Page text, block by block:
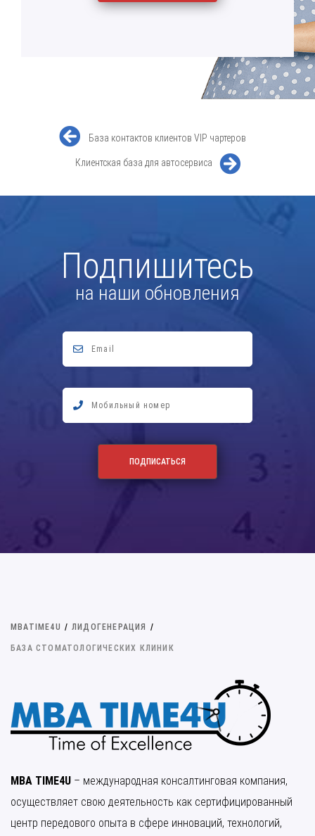
База контактов клиентов VIP чартеров
Клиентская база для автосервиса
Подпишитесь
на наши обновления
MBATIME4U / ЛИДОГЕНЕРАЦИЯ /
БАЗА СТОМАТОЛОГИЧЕСКИХ КЛИНИК
MBA TIME4U – международная консалтинговая компания,
осуществляет свою деятельность как сертифицированный
центр передового опыта в сфере инноваций, технологий,